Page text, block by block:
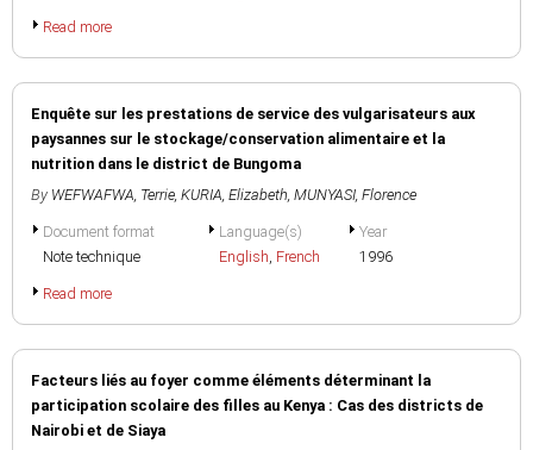
Read more
Enquête sur les prestations de service des vulgarisateurs aux
paysannes sur le stockage/conservation alimentaire et la
nutrition dans le district de Bungoma
By WEFWAFWA, Terrie, KURIA, Elizabeth, MUNYASI, Florence
Document format
Note technique
Language(s)
English, French
Year
1996
Read more
Facteurs liés au foyer comme éléments déterminant la
participation scolaire des filles au Kenya : Cas des districts de
Nairobi et de Siaya